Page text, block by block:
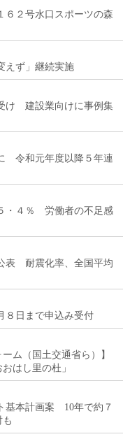
６２号水口スポーツの森
えず」継続実施
け 建設業向けに事例集
令和元年度以降５年連
・４％ 労働者の不足感
表 耐震化率、全国平均
８日まで申込み受付
ム（国土交通省ら）】
はし里の杜」
基本計画案 10年で約７